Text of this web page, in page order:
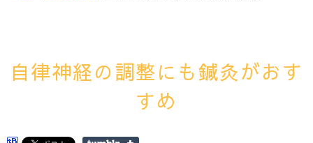
自律神経の調整にも鍼灸がおす
すめ